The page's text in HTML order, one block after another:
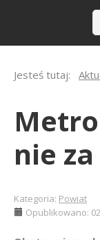
Jesteś tutaj:
nie
Kategoria: Powiat
Opublikowano: